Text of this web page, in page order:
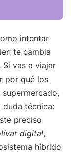
intentar
te cambia
vas a viajar
por qué los
duda técnica:
preciso
digital,
híbrido